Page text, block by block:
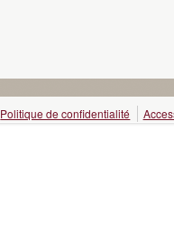
Politique de confidentialité